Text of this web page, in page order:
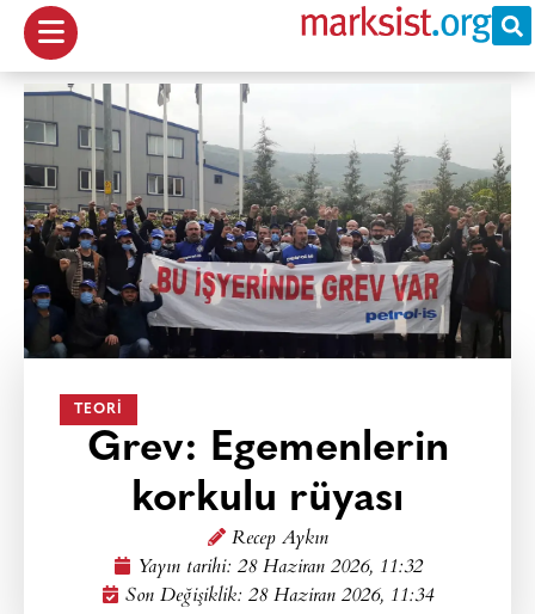
TEORI
Grev: Egemenlerin
korkulu rüyası
Recep Aykın
Yayın tarihi: 28 Haziran 2026, 11:32
Son Değişiklik: 28 Haziran 2026, 11:34